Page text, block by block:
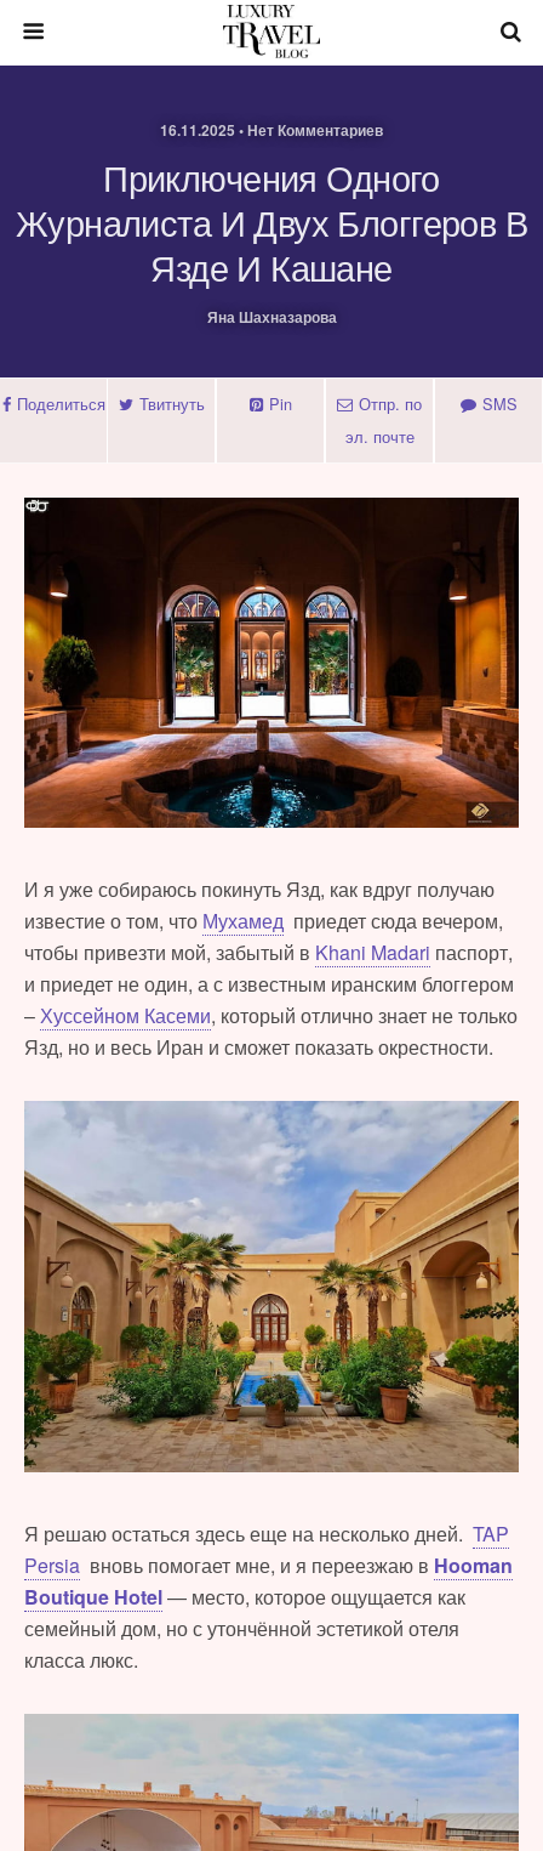
16.11.2025 • Нет Комментариев
Приключения Одного
Журналиста И Двух Блоггеров В
Язде И Кашане
Яна Шахназарова
Поделиться Твитнуть Pin
Отпр. по
эл. почте
SMS
И я уже собираюсь покинуть Язд, как вдруг получаю
известие о том, что Мухамед приедет сюда вечером,
чтобы привезти мой, забытый в Khani Madari паспорт,
и приедет не один, а с известным иранским блоггером
–Хуссейном Касеми, который отлично знает не только
Язд, но и весь Иран и сможет показать окрестности.
Я решаю остаться здесь еще на несколько дней. TAP
Persia вновь помогает мне, и я переезжаю в Hooman
Boutique Hotel— место, которое ощущается как
семейный дом, но с утончённой эстетикой отеля
класса люкс.